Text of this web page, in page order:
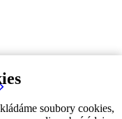
soubory cookies,